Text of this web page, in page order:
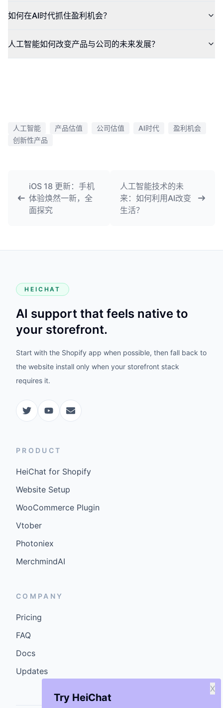
如何在AI时代抓住盈利机会？
人工智能如何改变产品与公司的未来发展？
Try HeiChat
X
人工智能 产品估值 公司估值 AI时代
盈利机会
创新性产品
iOS 18 更新：手机
体验焕然一新，全
面探究
人工智能技术的未
来：如何利用AI改变
生活？
HEICHAT
AI support that feels native to
your storefront.
Start with the Shopify app when possible, then fall back to
the website install only when your storefront stack
requires it.
PRODUCT
HeiChat for Shopify
Website Setup
WooCommerce Plugin
Vtober
Photoniex
MerchmindAI
COMPANY
Pricing
FAQ
Docs
Updates